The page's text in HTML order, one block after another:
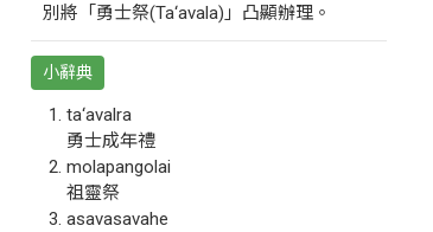
別將「勇士祭(Ta‘avala)」凸顯辦理。
小辭典
ta‘avalra
勇士成年禮
molapangolai
祖靈祭
asavasavahe